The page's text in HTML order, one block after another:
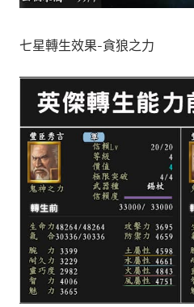
七星轉生效果-貪狼之力